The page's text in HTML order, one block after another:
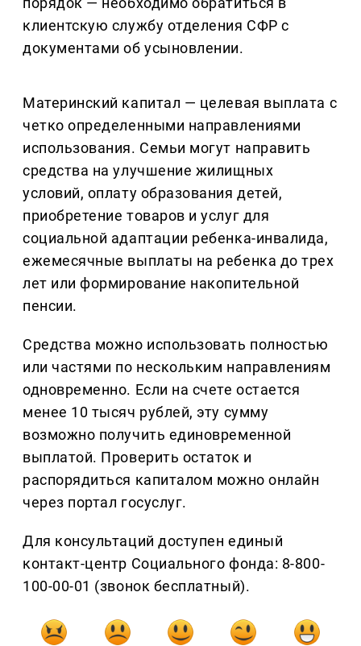
клиентскую службу отделения СФР с
документами об усыновлении.
Материнский капитал — целевая выплата с
четко определенными направлениями
использования. Семьи могут направить
средства на улучшение жилищных
условий, оплату образования детей,
приобретение товаров и услуг для
социальной адаптации ребенка-инвалида,
ежемесячные выплаты на ребенка до трех
лет или формирование накопительной
пенсии.
Средства можно использовать полностью
или частями по нескольким направлениям
одновременно. Если на счете остается
менее 10 тысяч рублей, эту сумму
возможно получить единовременной
выплатой. Проверить остаток и
распорядиться капиталом можно онлайн
через портал госуслуг.
Для консультаций доступен единый
контакт-центр Социального фонда: 8-800-
100-00-01 (звонок бесплатный).